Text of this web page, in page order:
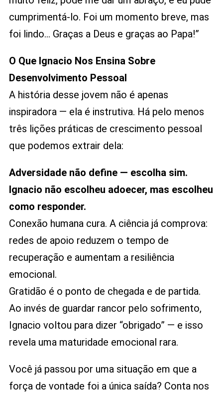
cumprimentá-lo. Foi um momento breve, mas
foi lindo… Graças a Deus e graças ao Papa!”
O Que Ignacio Nos Ensina Sobre
Desenvolvimento Pessoal
A história desse jovem não é apenas
inspiradora — ela é instrutiva. Há pelo menos
três lições práticas de crescimento pessoal
que podemos extrair dela:
Adversidade não define — escolha sim.
Ignacio não escolheu adoecer, mas escolheu
como responder.
Conexão humana cura. A ciência já comprova:
redes de apoio reduzem o tempo de
recuperação e aumentam a resiliência
emocional.
Gratidão é o ponto de chegada e de partida.
Ao invés de guardar rancor pelo sofrimento,
Ignacio voltou para dizer “obrigado” — e isso
revela uma maturidade emocional rara.
Você já passou por uma situação em que a
força de vontade foi a única saída? Conta nos